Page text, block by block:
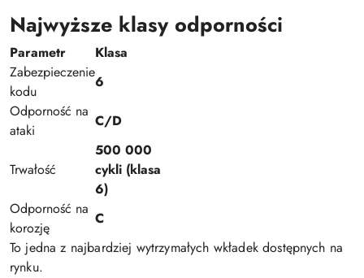
Najwyższe klasy odporności
Parametr
Klasa
Zabezpieczenie
kodu
6
Odporność na
ataki
C/D
Trwałość
500 000
cykli (klasa
6)
Odporność na
korozję
C
To jedna z najbardziej wytrzymałych wkładek dostępnych na
rynku.